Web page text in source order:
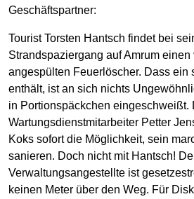
Geschäftspartner:
Tourist Torsten Hantsch findet bei
Strandspaziergang auf Amrum einen
angespülten Feuerlöscher. Dass ein
enthält, ist an sich nichts
in Portionspäckchen eingeschweißt.
Wartungsdienstmitarbeiter Petter
Koks sofort die Möglichkeit, sein
sanieren. Doch nicht mit Hantsch!
Verwaltungsangestellte ist
keinen Meter über den Weg. Für